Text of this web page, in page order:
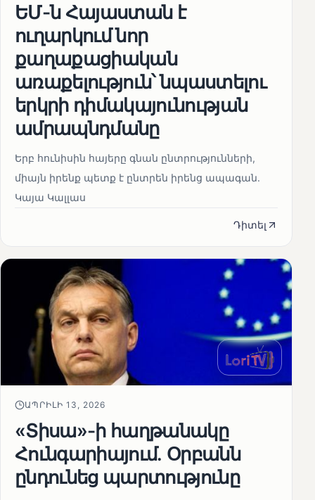
ԵՄ-ն Հայաստան է
ուղարկում նոր
քաղաքացիական
առաքելություն՝ նպաստելու
երկրի դիմակայունության
ամրապնդմանը
Երբ հունիսին հայերը գնան ընտրությունների,
միայն իրենք պետք է ընտրեն իրենց ապագան.
Կայա Կալլաս
Դիտել
ԱՊՐԻԼԻ 13, 2026
«Տիսա»-ի հաղթանակը
Հունգարիայում․ Օրբանն
ընդունեց պարտությունը